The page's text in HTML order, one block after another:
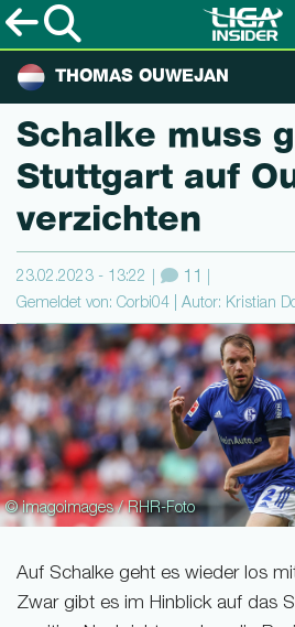
THOMAS OUWEJAN
Schalke muss
Stuttgart auf
verzichten
23.02.2023 - 13:22 11
Gemeldet von: Corbi04 | Autor: Kristian
© imagoimages / RHR-Foto
Auf Schalke geht es wieder los
Zwar gibt es im Hinblick auf das